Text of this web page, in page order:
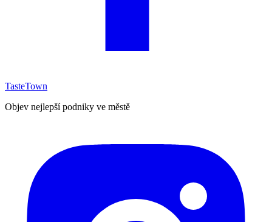
TasteTown
Objev nejlepší podniky ve městě